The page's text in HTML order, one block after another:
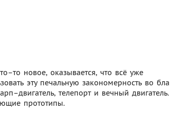
новое, оказывается, что всё уже
эту печальную закономерность во
телепорт и вечный двигатель.
прототипы.